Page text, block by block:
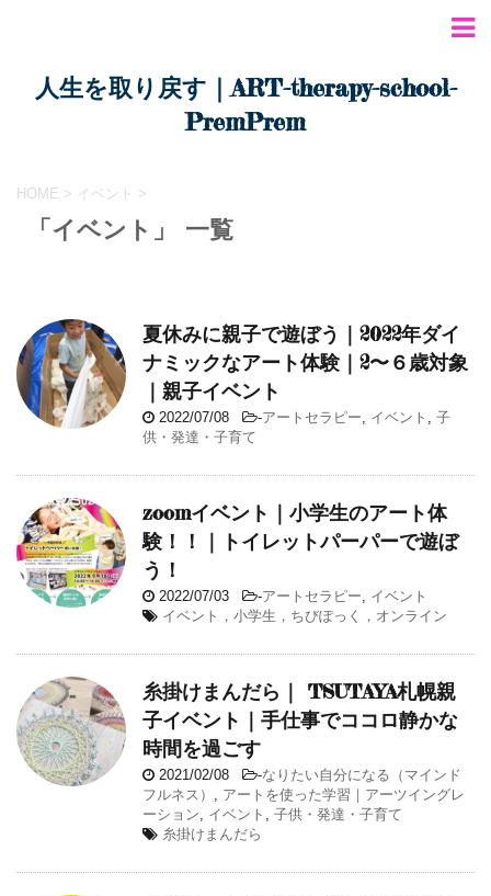
人生を取り戻す｜ART-therapy-school-
PremPrem
HOME > イベント >
「イベント」 一覧
夏休みに親子で遊ぼう｜2022年ダイ
ナミックなアート体験｜2〜６歳対象
｜親子イベント
2022/07/08 -アートセラピー, イベント , 子
供・発達・子育て
zoomイベント｜小学生のアート体
験！！｜トイレットパーパーで遊ぼ
う！
2022/07/03 -アートセラピー, イベント
イベント，小学生，ちびぽっく，オンライン
糸掛けまんだら｜ TSUTAYA札幌親
子イベント｜手仕事でココロ静かな
時間を過ごす
2021/02/08 -なりたい自分になる（マインド
フルネス） , アートを使った学習｜アーツイングレ
ーション, イベント , 子供・発達・子育て
糸掛けまんだら